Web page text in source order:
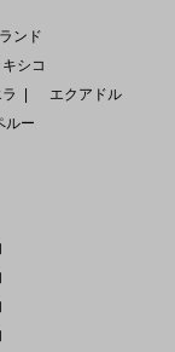
ンド
シコ
エクアドル
ルー